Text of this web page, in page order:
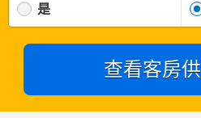
是
查看客房